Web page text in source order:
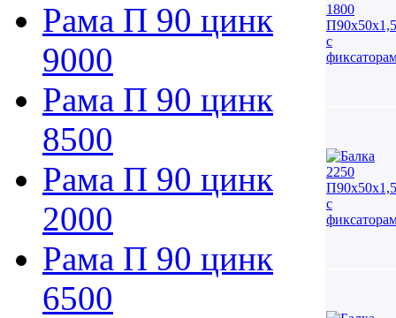
Рама П 90 цинк
9000
Рама П 90 цинк
8500
Рама П 90 цинк
2000
Рама П 90 цинк
6500